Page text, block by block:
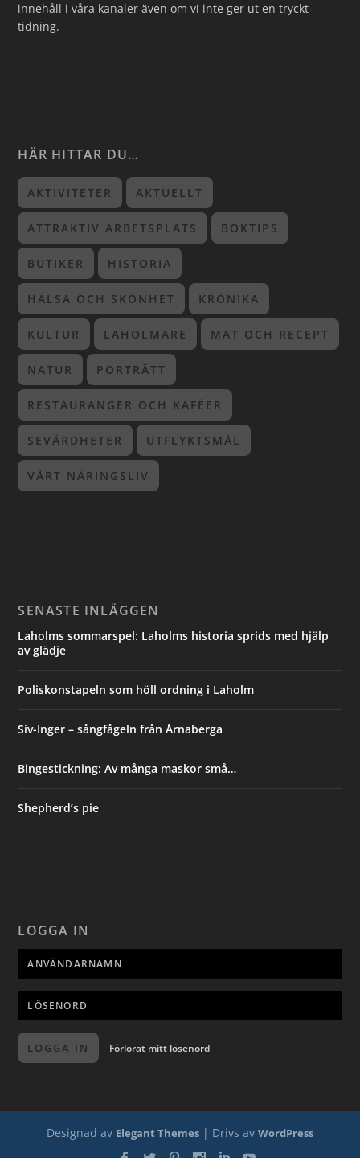
innehåll i våra kanaler även om vi inte ger ut en tryckt
tidning.
HÄR HITTAR DU…
AKTIVITETER AKTUELLT
ATTRAKTIV ARBETSPLATS BOKTIPS
BUTIKER HISTORIA
HÄLSA OCH SKÖNHET KRÖNIKA
KULTUR LAHOLMARE MAT OCH RECEPT
NATUR PORTRÄTT
RESTAURANGER OCH KAFÉER
SEVÄRDHETER UTFLYKTSMÅL
VÅRT NÄRINGSLIV
SENASTE INLÄGGEN
Laholms sommarspel: Laholms historia sprids med hjälp
av glädje
Poliskonstapeln som höll ordning i Laholm
Siv-Inger – sångfågeln från Årnaberga
Bingestickning: Av många maskor små…
Shepherd’s pie
LOGGA IN
LOGGA IN Förlorat mitt lösenord
Designad av Elegant Themes | Drivs av WordPress